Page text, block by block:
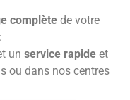
complètede votre
un service rapideet
ou dans nos centres